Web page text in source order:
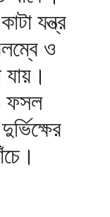
যন্ত্র
ও
ফসল